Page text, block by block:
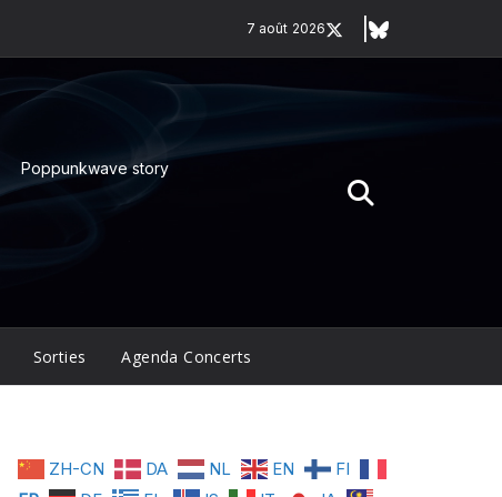
7 août 2026
Poppunkwave story
Sorties Agenda Concerts
ZH-CN DA NL EN
FI